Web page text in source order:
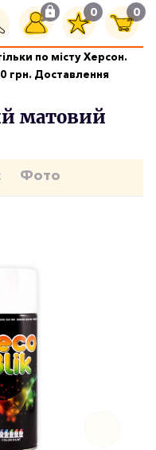
0 0
по місту Херсон.
грн. Доставлення
RAL 9010
матовий
Фото